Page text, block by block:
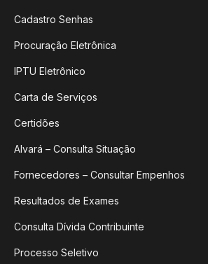
Cadastro Senhas
Procuração Eletrônica
IPTU Eletrônico
Carta de Serviços
Certidões
Alvará – Consulta Situação
Fornecedores – Consultar Empenhos
Resultados de Exames
Consulta Dívida Contribuinte
Processo Seletivo